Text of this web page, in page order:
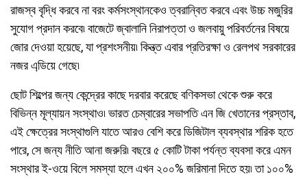
রাজস্ব বৃদ্ধি করবে না বরং কর্মসংস্থানকেও ত্বরান্বিত করবে এবং উচ্চ মজুরির
সুযোগ প্রদান করবে৷ বাজেটে জ্বালানি নিরাপত্তা ও জলবায়ু পরিবর্তনের বিষয়ে
জোর দেওয়া হয়েছে, যা প্রশংসনীয়৷ কিন্ত্ত এবার প্রতিরক্ষা ও রেলপথ সরকারের
নজর এডি়য়ে গেছে৷
ছোট শিল্পের জন্য কেন্দ্রের কাছে দরবার করেছে বণিকসভা থেকে শুরু করে
বিভিন্ন মূল্যায়ন সংস্থাও৷ ভারত চেম্বারের সভাপতি এন জি খেতানের প্রস্তাব,
এই ক্ষেত্রের সংস্থাগুলি যাতে আরও বেশি করে ডিজিটাল ব্যবস্থার শরিক হতে
পারে, সে জন্য নীতি আনা জরুরি৷ বছরে ৫ কোটি টাকা পর্যন্ত ব্যবসা করে এমন
সংস্থার ই-ওয়ে বিলে সমস্যা হলে এখন ২০০% জরিমানা দিতে হয়৷ তা ১০০%